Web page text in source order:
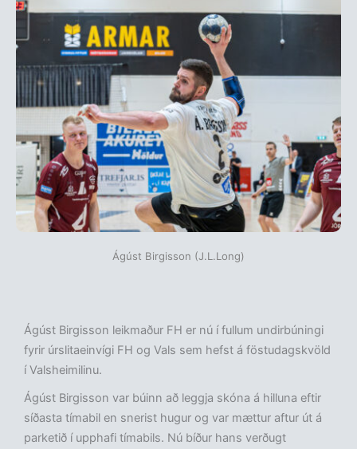
Ágúst Birgisson (J.L.Long)
Ágúst Birgisson leikmaður FH er nú í fullum undirbúningi
fyrir úrslitaeinvígi FH og Vals sem hefst á föstudagskvöld
í Valsheimilinu.
Ágúst Birgisson var búinn að leggja skóna á hilluna eftir
síðasta tímabil en snerist hugur og var mættur aftur út á
parketið í upphafi tímabils. Nú bíður hans verðugt